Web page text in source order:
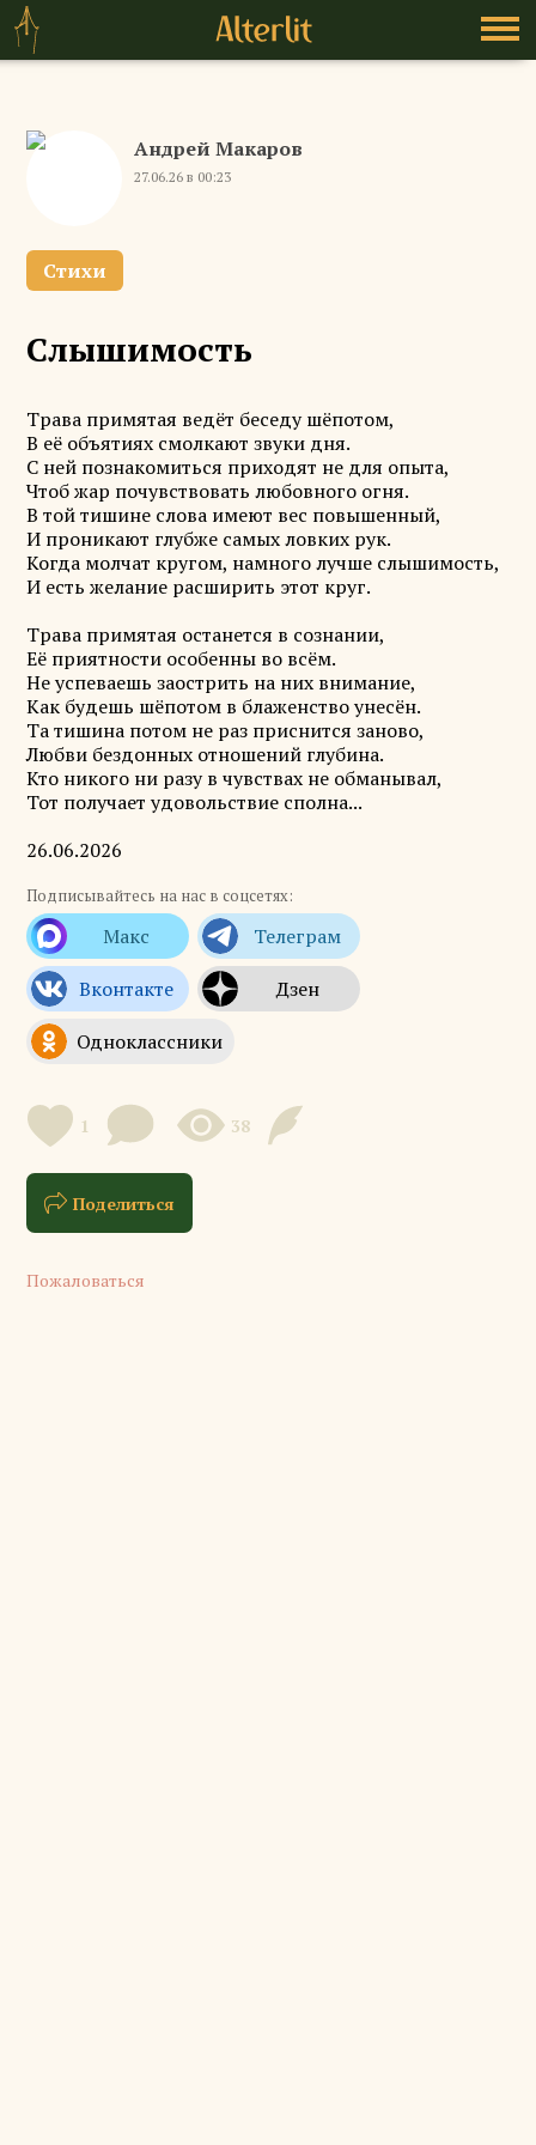
Андрей Макаров
27.06.26 в 00:23
Стихи
Слышимость
Трава примятая ведёт беседу шёпотом,
В её объятиях смолкают звуки дня.
С ней познакомиться приходят не для опыта,
Чтоб жар почувствовать любовного огня.
В той тишине слова имеют вес повышенный,
И проникают глубже самых ловких рук.
Когда молчат кругом, намного лучше слышимость,
И есть желание расширить этот круг.
Трава примятая останется в сознании,
Её приятности особенны во всём.
Не успеваешь заострить на них внимание,
Как будешь шёпотом в блаженство унесён.
Та тишина потом не раз приснится заново,
Любви бездонных отношений глубина.
Кто никого ни разу в чувствах не обманывал,
Тот получает удовольствие сполна...
26.06.2026
Подписывайтесь на нас в соцсетях:
1 38
Поделиться
Пожаловаться